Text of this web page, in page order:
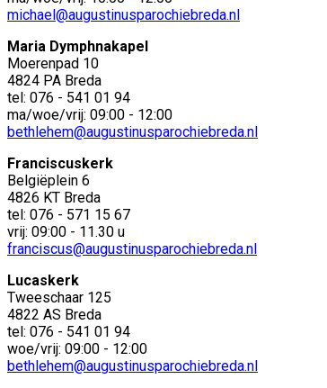
michael@augustinusparochiebreda.nl
Maria Dymphnakapel
Moerenpad 10
4824 PA Breda
tel: 076 - 541 01 94
ma/woe/vrij: 09:00 - 12:00
bethlehem@augustinusparochiebreda.nl
Franciscuskerk
Belgiëplein 6
4826 KT Breda
tel: 076 - 571 15 67
vrij: 09:00 - 11.30 u
franciscus@augustinusparochiebreda.nl
Lucaskerk
Tweeschaar 125
4822 AS Breda
tel: 076 - 541 01 94
woe/vrij: 09:00 - 12:00
bethlehem@augustinusparochiebreda.nl